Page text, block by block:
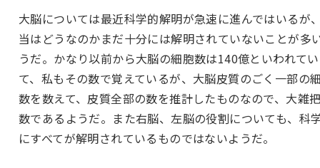
大脳については最近科学的解明が急速に進んではいるが
当はどうなのかまだ十分には解明されていないことが多
うだ。かなり以前から大脳の細胞数は140億といわれてい
て、私もその数で覚えているが、大脳皮質のごく一部の
数を数えて、皮質全部の数を推計したものなので、大雑
数であるようだ。また右脳、左脳の役割についても、科
にすべてが解明されているものではないようだ。